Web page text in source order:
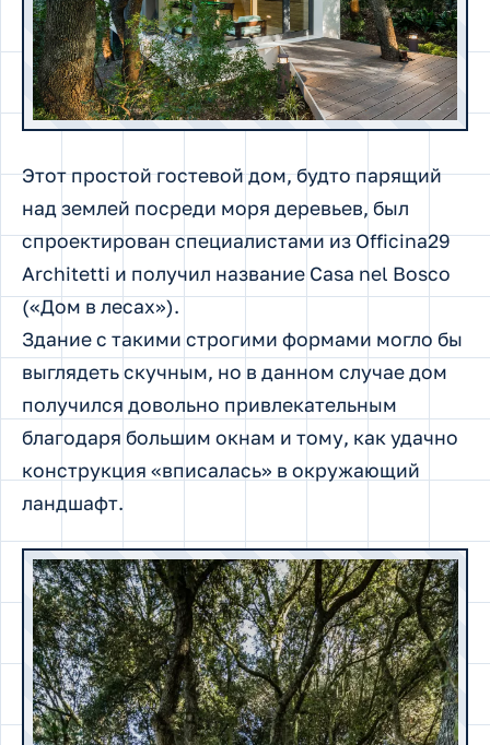
Этот простой гостевой дом, будто парящий
над землей посреди моря деревьев, был
спроектирован специалистами из Officina29
Architetti и получил название Casa nel Bosco
(«Дом в лесах»).
Здание с такими строгими формами могло бы
выглядеть скучным, но в данном случае дом
получился довольно привлекательным
благодаря большим окнам и тому, как удачно
конструкция «вписалась» в окружающий
ландшафт.